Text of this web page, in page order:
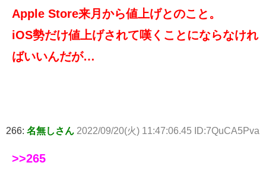
Apple Store来月から値上げとのこと。
iOS勢だけ値上げされて嘆くことにならなけれ
ばいいんだが…
266: 名無しさん 2022/09/20(火) 11:47:06.45 ID:7QuCA5Pva
>>265